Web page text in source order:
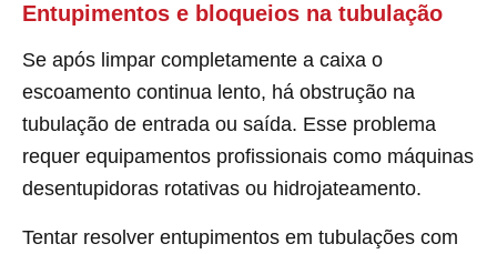
Entupimentos e bloqueios na tubulação
Se após limpar completamente a caixa o
escoamento continua lento, há obstrução na
tubulação de entrada ou saída. Esse problema
requer equipamentos profissionais como máquinas
desentupidoras rotativas ou hidrojateamento.
Tentar resolver entupimentos em tubulações com